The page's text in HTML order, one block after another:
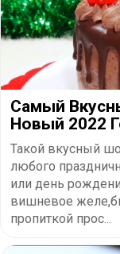
Самый
Новый 2022
Такой вкусный
любого
или день
вишневое
пропиткой прос...